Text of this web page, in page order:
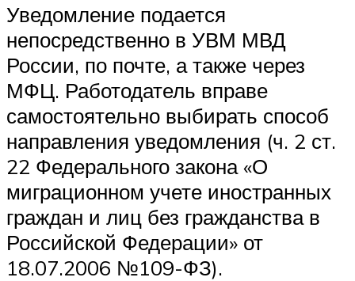
Уведомление подается
непосредственно в УВМ МВД
России, по почте, а также через
МФЦ. Работодатель вправе
самостоятельно выбирать способ
направления уведомления (ч. 2 ст.
22 Федерального закона «О
миграционном учете иностранных
граждан и лиц без гражданства в
Российской Федерации» от
18.07.2006 №109-ФЗ).